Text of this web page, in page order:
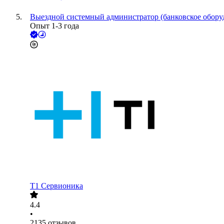
Выездной системный администратор (банковское
Опыт 1-3 года
Т1 Сервионика
4.4
•